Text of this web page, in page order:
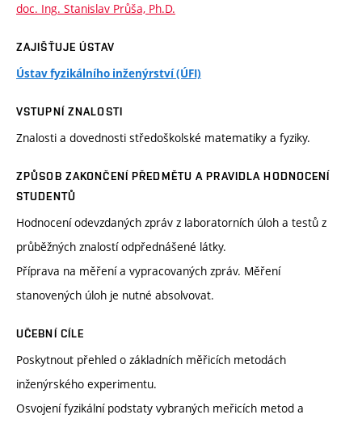
doc. Ing. Stanislav Průša, Ph.D.
ZAJIŠŤUJE ÚSTAV
Ústav fyzikálního inženýrství (ÚFI)
VSTUPNÍ ZNALOSTI
Znalosti a dovednosti středoškolské matematiky a fyziky.
ZPŮSOB ZAKONČENÍ PŘEDMĚTU A PRAVIDLA HODNOCENÍ
STUDENTŮ
Hodnocení odevzdaných zpráv z laboratorních úloh a testů z
průběžných znalostí odpřednášené látky.
Příprava na měření a vypracovaných zpráv. Měření
stanovených úloh je nutné absolvovat.
UČEBNÍ CÍLE
Poskytnout přehled o základních měřicích metodách
inženýrského experimentu.
Osvojení fyzikální podstaty vybraných meřicích metod a